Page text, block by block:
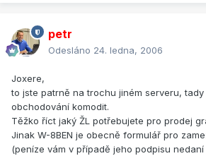
petr
Odesláno 24. ledna, 2006
Joxere,
to jste patrně na trochu jiném serveru, tady
obchodování komodit.
Těžko říct jaký ŽL potřebujete pro prodej
Jinak W-8BEN je obecně formulář pro
(peníze vám v případě jeho podpisu nedaní